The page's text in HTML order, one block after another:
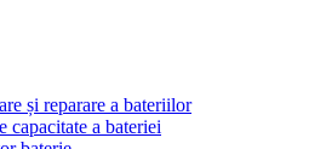
și reparare a bateriilor
capacitate a bateriei